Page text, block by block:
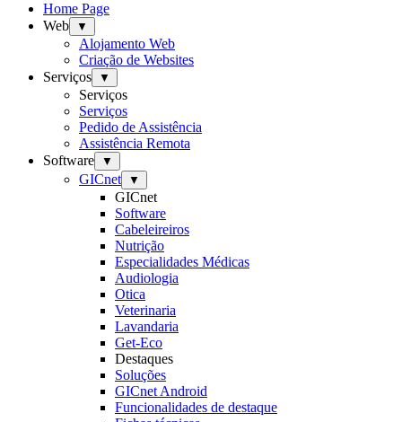
Home Page
Web
▼
Alojamento Web
Criação de Websites
Serviços
▼
Serviços
Serviços
Pedido de Assistência
Assistência Remota
Software
▼
GICnet ▼
GICnet
Software
Cabeleireiros
Nutrição
Especialidades Médicas
Audiologia
Otica
Veterinaria
Lavandaria
Get-Eco
Destaques
Soluções
GICnet Android
Funcionalidades de destaque